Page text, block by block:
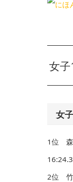
女
女
1位 森
2位 竹